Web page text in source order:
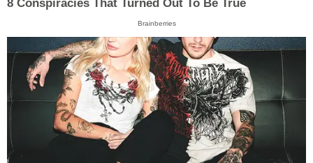
8 Conspiracies That Turned Out To Be True
Brainberries